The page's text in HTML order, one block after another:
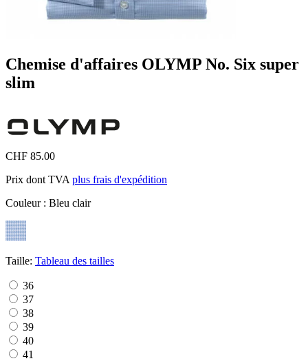
Chemise d'affaires OLYMP No. Six super
slim
CHF 85.00
Prix dont TVA plus frais d'expédition
Couleur : Bleu clair
Taille: Tableau des tailles
36
37
38
39
40
41